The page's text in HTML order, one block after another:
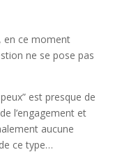
en ce moment
ne se pose pas
est presque de
l’engagement et
aucune
ce type…